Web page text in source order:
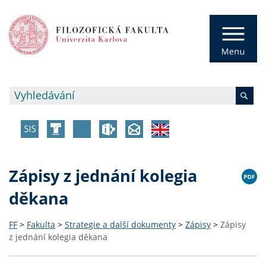
Zápisy z jednání kolegia
děkana
FF > Fakulta > Strategie a další dokumenty > Zápisy > Zápisy
z jednání kolegia děkana